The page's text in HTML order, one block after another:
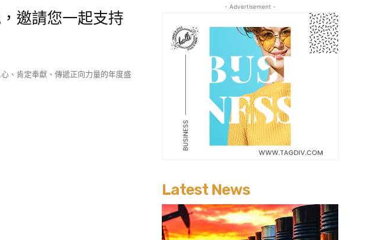
邀請您一起支持
、肯定奉獻、傳遞正向力量的年度盛
- Advertisement -
Latest News